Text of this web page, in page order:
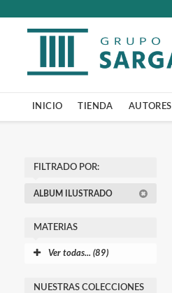
INICIO TIENDA AUTORES
FILTRADO POR:
ALBUM ILUSTRADO
MATERIAS
Ver todas... (89)
NUESTRAS COLECCIONES